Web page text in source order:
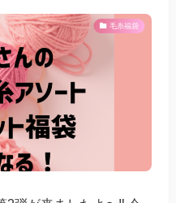
毛糸福袋